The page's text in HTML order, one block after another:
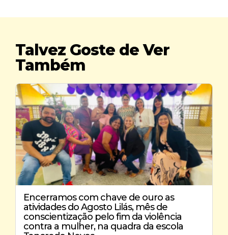
Talvez Goste de Ver
Também
Encerramos com chave de ouro as
atividades do Agosto Lilás, mês de
conscientização pelo fim da violência
contra a mulher, na quadra da escola